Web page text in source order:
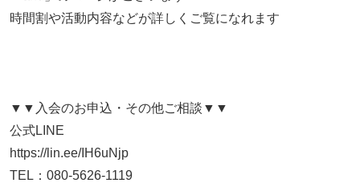
時間割や活動内容などが詳しくご覧になれます
▼▼入会のお申込・その他ご相談▼▼
公式LINE
https://lin.ee/IH6uNjp
TEL：080-5626-1119